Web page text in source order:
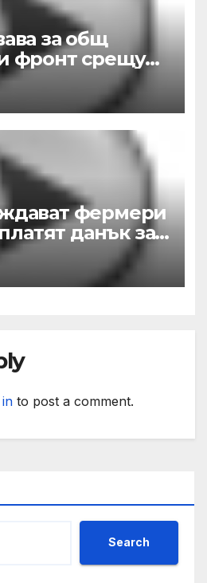
за общ
фронт срещу
Брюксел за
на отрасъла
фермери
данък за
to post a comment.
Search